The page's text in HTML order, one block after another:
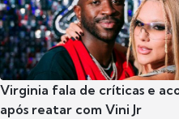
Virginia fala de críticas e
após reatar com Vini Jr